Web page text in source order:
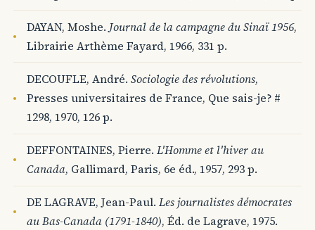
DAYAN, Moshe. Journal de la campagne du Sinaï 1956,
Librairie Arthème Fayard, 1966, 331 p.
DECOUFLE, André.Sociologie des révolutions,
Presses universitaires de France, Que sais-je? #
1298, 1970, 126 p.
DEFFONTAINES, Pierre.L'Homme et l'hiver au
Canada, Gallimard, Paris, 6e éd., 1957, 293 p.
DE LAGRAVE, Jean-Paul.Les journalistes démocrates
au Bas-Canada (1791-1840), Éd. de Lagrave, 1975.